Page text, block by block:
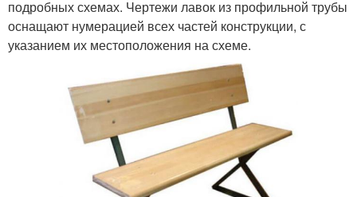
подробных схемах. Чертежи лавок из профильной трубы
оснащают нумерацией всех частей конструкции, с
указанием их местоположения на схеме.